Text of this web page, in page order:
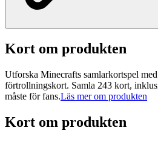
Kort om produkten
Utforska Minecrafts samlarkortspel
förtrollningskort. Samla 243 kort,
måste för fans.Läs mer om produkten
Kort om produkten